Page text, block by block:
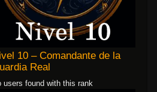
10 – Comandante de la
Real
users found with this rank